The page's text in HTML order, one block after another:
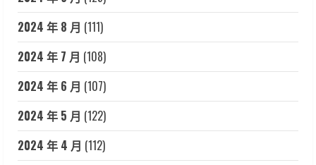
2024 年 8 月 (111)
2024 年 7 月 (108)
2024 年 6 月 (107)
2024 年 5 月 (122)
2024 年 4 月 (112)